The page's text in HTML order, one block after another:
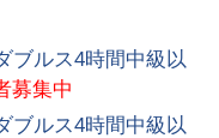
ブルス4時間中級以
募集中
ブルス4時間中級以